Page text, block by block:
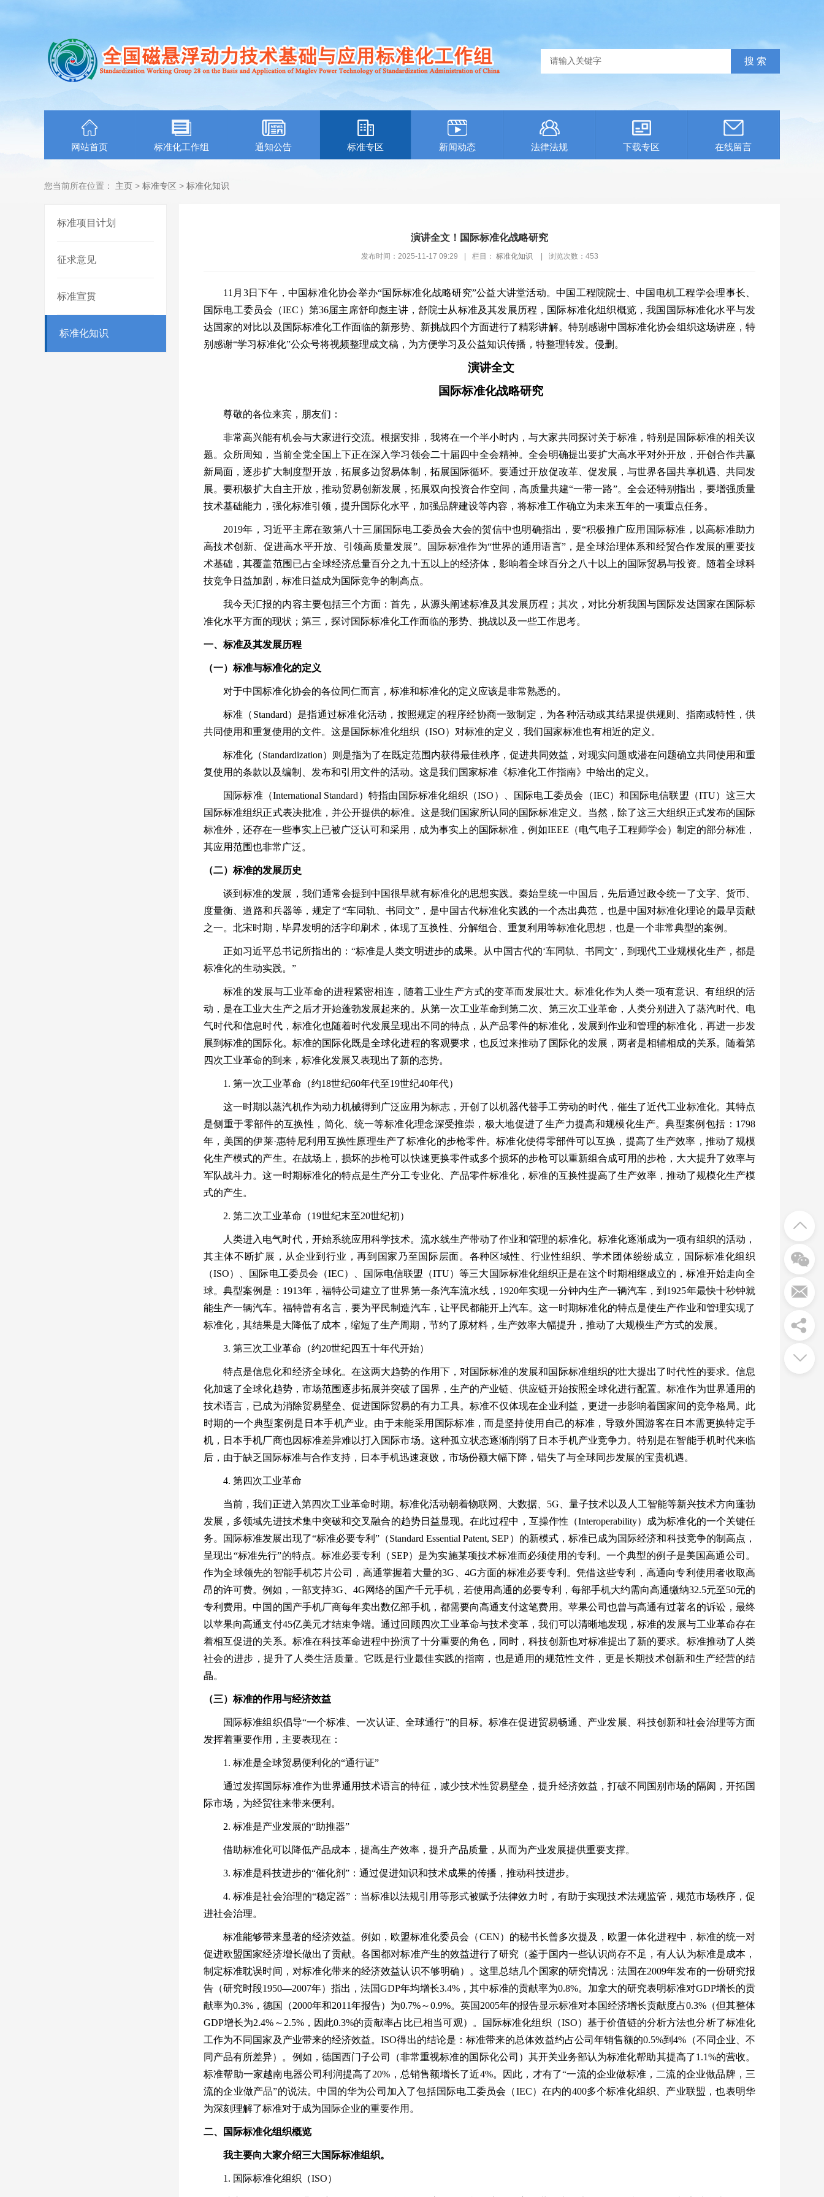
网站首页 标准化工作组 通知公告 标准专区 新闻动态 法律法规 下载专区 在线留言
您当前所在位置： 主页 > 标准专区 > 标准化知识
标准项目计划
征求意见
标准宣贯
标准化知识
演讲全文！国际标准化战略研究
发布时间：2025-11-17 09:29 栏目： 标准化知识 浏览次数： 453
11 月 3日下午，中国标准化协会举办“国际标准化战略研究”公益大讲堂活动。中国工程院院士、中国电机工程学会理事长、
国际电工委员会（IEC ）第36届主席舒印彪主讲，舒院士从标准及其发展历程 ，国际标准化组织概览，我国国际标准化水平与发
达国家的对比以及国际标准化工作面临的新形势、新挑战四个方面进行了精彩讲解。特别感谢中国标准化协会组织这场讲座，特
别感谢“学习标准化”公众号将视频整理成文稿，为方便学习及公益知识传播，特整理转发。侵删。
演讲全文
国际标准化战略研究
尊敬的各位来宾，朋友们：
非常高兴能有机会与大家进行交流。根据安排，我将在一个半小时内，与大家共同探讨关于标准，特别是国际标准的相关议
题。众所周知，当前全党全国上下正在深入学习领会二十届四中全会精神。全会明确提出要扩大高水平对外开放，开创合作共赢
新局面，逐步扩大制度型开放，拓展多边贸易体制，拓展国际循环。要通过开放促改革、促发展，与世界各国共享机遇、共同发
展。要积极扩大自主开放，推动贸易创新发展，拓展双向投资合作空间，高质量共建“一带一路”。全会还特别指出，要增强质量
技术基础能力，强化标准引领，提升国际化水平，加强品牌建设等内容，将标准工作确立为未来五年的一项重点任务。
2019年，习近平主席在致第八十三届国际电工委员会大会的贺信中也明确指出，要“积极推广应用国际标准，以高标准助力
高技术创新、促进高水平开放、引领高质量发展”。国际标准作为“世界的通用语言”，是全球治理体系和经贸合作发展的重要技
术基础，其覆盖范围已占全球经济总量百分之九十五以上的经济体，影响着全球百分之八十以上的国际贸易与投资。随着全球科
技竞争日益加剧，标准日益成为国际竞争的制高点。
我今天汇报的内容主要包括三个方面：首先，从源头阐述标准及其发展历程；其次，对比分析我国与国际发达国家在国际标
准化水平方面的现状；第三，探讨国际标准化工作面临的形势、挑战以及一些工作思考。
一、标准及其发展历程
（一）标准与标准化的定义
对于中国标准化协会的各位同仁而言，标准和标准化的定义应该是非常熟悉的。
标准（ Standard）是指通过标准化活动，按照规定的程序经协商一致制定，为各种活动或其结果提供规则、指南或特性，供
共同使用和重复使用的文件。这是国际标准化组织（ISO）对标准的定义，我们国家标准也有相近的定义。
标准化（Standardization）则是指为了在既定范围内获得最佳秩序，促进共同效益，对现实问题或潜在问题确立共同使用和重
复使用的条款以及编制、发布和引用文件的活动。这是我们国家标准《标准化工作指南》中给出的定义。
国际标准（International Standard ）特指由国际标准化组织（ISO ）、国际电工委员会（IEC）和国际电信联盟（ITU）这三大
国际标准组织正式表决批准，并公开提供的标准。这是我们国家所认同的国际标准定义。当然，除了这三大组织正式发布的国际
标准外，还存在一些事实上已被广泛认可和采用，成为事实上的国际标准，例如IEEE （电气电子工程师学会）制定的部分标准，
其应用范围也非常广泛。
（二）标准的发展历史
谈到标准的发展，我们通常会提到中国很早就有标准化的思想实践。秦始皇统一中国后，先后通过政令统一了文字、货币、
度量衡、道路和兵器等，规定了“车同轨、书同文” ，是中国古代标准化实践的一个杰出典范，也是中国对标准化理论的最早贡献
之一。北宋时期，毕昇发明的活字印刷术，体现了互换性、分解组合、重复利用等标准化思想，也是一个非常典型的案例。
正如习近平总书记所指出的： “标准是人类文明进步的成果。从中国古代的‘车同轨、书同文’ ，到现代工业规模化生产，都是
标准化的生动实践。 ”
标准的发展与工业革命的进程紧密相连，随着工业生产方式的变革而发展壮大。标准化作为人类一项有意识、有组织的活
动，是在工业大生产之后才开始蓬勃发展起来的。从第一次工业革命到第二次、第三次工业革命，人类分别进入了蒸汽时代、电
气时代和信息时代，标准化也随着时代发展呈现出不同的特点，从产品零件的标准化，发展到作业和管理的标准化，再进一步发
展到标准的国际化。标准的国际化既是全球化进程的客观要求，也反过来推动了国际化的发展，两者是相辅相成的关系。随着第
四次工业革命的到来，标准化发展又表现出了新的态势。
1. 第一次工业革命（约18世纪60年代至19世纪40年代）
这一时期以蒸汽机作为动力机械得到广泛应用为标志，开创了以机器代替手工劳动的时代，催生了近代工业标准化。其特点
是侧重于零部件的互换性，简化、统一等标准化理念深受推崇，极大地促进了生产力提高和规模化生产。典型案例包括： 1798
年，美国的伊莱·惠特尼利用互换性原理生产了标准化的步枪零件。标准化使得零部件可以互换，提高了生产效率，推动了规模
化生产模式的产生。在战场上，损坏的步枪可以快速更换零件或多个损坏的步枪可以重新组合成可用的步枪，大大提升了效率与
军队战斗力。这一时期标准化的特点是生产分工专业化、产品零件标准化，标准的互换性提高了生产效率，推动了规模化生产模
式的产生。
2. 第二次工业革命（19世纪末至20世纪初）
人类进入电气时代，开始系统应用科学技术。流水线生产带动了作业和管理的标准化。标准化逐渐成为一项有组织的活动，
其主体不断扩展，从企业到行业，再到国家乃至国际层面。各种区域性、行业性组织、学术团体纷纷成立，国际标准化组织
（ISO）、国际电工委员会（IEC）、国际电信联盟（ITU）等三大国际标准化组织正是在这个时期相继成立的，标准开始走向全
球。典型案例是： 1913年，福特公司建立了世界第一条汽车流水线， 1920年实现一分钟内生产一辆汽车，到 1925年最快十秒钟就
能生产一辆汽车。福特曾有名言，要为平民制造汽车，让平民都能开上汽车。这一时期标准化的特点是使生产作业和管理实现了
标准化，其结果是大降低了成本，缩短了生产周期，节约了原材料，生产效率大幅提升，推动了大规模生产方式的发展。
3. 第三次工业革命（约20世纪四五十年代开始）
特点是信息化和经济全球化。在这两大趋势的作用下，对国际标准的发展和国际标准组织的壮大提出了时代性的要求。信息
化加速了全球化趋势，市场范围逐步拓展并突破了国界，生产的产业链、供应链开始按照全球化进行配置。标准作为世界通用的
技术语言，已成为消除贸易壁垒、促进国际贸易的有力工具。标准不仅体现在企业利益，更进一步影响着国家间的竞争格局。此
时期的一个典型案例是日本手机产业。由于未能采用国际标准，而是坚持使用自己的标准，导致外国游客在日本需更换特定手
机，日本手机厂商也因标准差异难以打入国际市场。这种孤立状态逐渐削弱了日本手机产业竞争力。特别是在智能手机时代来临
后，由于缺乏国际标准与合作支持，日本手机迅速衰败，市场份额大幅下降，错失了与全球同步发展的宝贵机遇。
4. 第四次工业革命
当前，我们正进入第四次工业革命时期。标准化活动朝着物联网、大数据、 5G 、量子技术以及人工智能等新兴技术方向蓬勃
发展，多领域先进技术集中突破和交叉融合的趋势日益显现。在此过程中，互操作性（Interoperability）成为标准化的一个关键任
务。国际标准发展出现了“标准必要专利” （Standard Essential Patent, SEP）的新模式，标准已成为国际经济和科技竞争的制高点，
呈现出“标准先行”的特点。标准必要专利（ SEP）是为实施某项技术标准而必须使用的专利。一个典型的例子是美国高通公司。
作为全球领先的智能手机芯片公司，高通掌握着大量的3G 4G方面的标准必要专利。凭借这些专利，高通向专利使用者收取高
昂的许可费。例如，一部支持3G 4G网络的国产千元手机，若使用高通的必要专利，每部手机大约需向高通缴纳32.5元至50元的
专利费用。中国的国产手机厂商每年卖出数亿部手机，都需要向高通支付这笔费用。苹果公司也曾与高通有过著名的诉讼，最终
以苹果向高通支付45亿美元才结束争端。通过回顾四次工业革命与技术变革，我们可以清晰地发现，标准的发展与工业革命存在
着相互促进的关系。标准在科技革命进程中扮演了十分重要的角色，同时，科技创新也对标准提出了新的要求。标准推动了人类
社会的进步，提升了人类生活质量。它既是行业最佳实践的指南，也是通用的规范性文件，更是长期技术创新和生产经营的结
晶。
（三）标准的作用与经济效益
国际标准组织倡导“一个标准、一次认证、全球通行”的目标。标准在促进贸易畅通、产业发展、科技创新和社会治理等方面
发挥着重要作用，主要表现在：
1. 标准是全球贸易便利化的“通行证”
通过发挥国际标准作为世界通用技术语言的特征，减少技术性贸易壁垒，提升经济效益，打破不同国别市场的隔阂，开拓国
际市场，为经贸往来带来便利。
2. 标准是产业发展的“助推器”
借助标准化可以降低产品成本，提高生产效率，提升产品质量，从而为产业发展提供重要支撑。
3. 标准是科技进步的“催化剂 ” ：通过促进知识和技术成果的传播，推动科技进步。
4.标准是社会治理的“稳定器” ：当标准以法规引用等形式被赋予法律效力时，有助于实现技术法规监管，规范市场秩序，促
进社会治理。
标准能够带来显著的经济效益。例如，欧盟标准化委员会（CEN）的秘书长曾多次提及，欧盟一体化进程中，标准的统一对
促进欧盟国家经济增长做出了贡献。各国都对标准产生的效益进行了研究（鉴于国内一些认识尚存不足，有人认为标准是成本，
制定标准耽误时间，对标准化带来的经济效益认识不够明确）。这里总结几个国家的研究情况：法国在2009年发布的一份研究报
告（研究时段1950—2007年）指出，法国GDP年均增长3.4% ，其中标准的贡献率为0.8%。加拿大的研究表明标准对GDP增长的贡
献率为0.3% ，德国（2000年和2011年报告）为0.7%～0.9%。英国2005年的报告显示标准对本国经济增长贡献度占0.3% （但其整体
GDP增长为2.4% ～ 2.5%，因此0.3%的贡献率占比已相当可观）。国际标准化组织（ISO）基于价值链的分析方法也分析了标准化
工作为不同国家及产业带来的经济效益。ISO得出的结论是：标准带来的总体效益约占公司年销售额的0.5%到4% （不同企业、不
同产品有所差异）。例如，德国西门子公司（非常重视标准的国际化公司）其开关业务部认为标准化帮助其提高了1.1%的营收。
标准帮助一家越南电器公司利润提高了20% ，总销售额增长了近4%。因此，才有了“一流的企业做标准，二流的企业做品牌，三
流的企业做产品”的说法。中国的华为公司加入了包括国际电工委员会（IEC）在内的400多个标准化组织、产业联盟，也表明华
为深刻理解了标准对于成为国际企业的重要作用。
二、国际标准化组织概览
我主要向大家介绍三大国际标准组织。
1. 国际标准化组织（ISO）